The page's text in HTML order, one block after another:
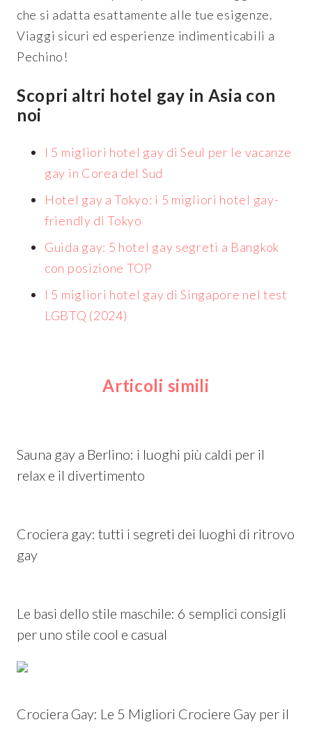
che si adatta esattamente alle tue esigenze.
Viaggi sicuri ed esperienze indimenticabili a
Pechino!
Scopri altri hotel gay in Asia con
noi
I 5 migliori hotel gay di Seul per le vacanze
gay in Corea del Sud
Hotel gay a Tokyo: i 5 migliori hotel gay-
friendly di Tokyo
Guida gay: 5 hotel gay segreti a Bangkok
con posizione TOP
I 5 migliori hotel gay di Singapore nel test
LGBTQ (2024)
Articoli simili
Sauna gay a Berlino: i luoghi più caldi per il
relax e il divertimento
Crociera gay: tutti i segreti dei luoghi di ritrovo
gay
Le basi dello stile maschile: 6 semplici consigli
per uno stile cool e casual
Crociera Gay: Le 5 Migliori Crociere Gay per il